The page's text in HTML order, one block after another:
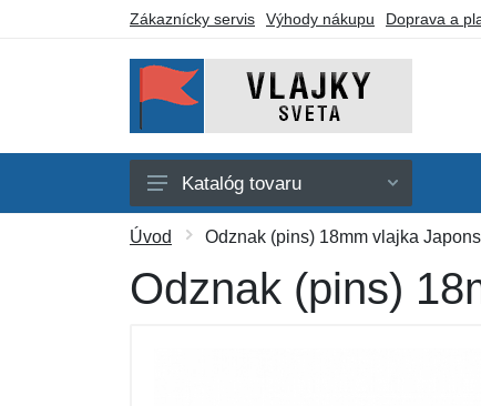
Zákaznícky servis Výhody nákupu Doprava a
Afrika
Amerika
Austrália a Oceánia
Katalóg tovaru
Úvod Odznak (pins) 18mm vlajka
Odznak (pins)